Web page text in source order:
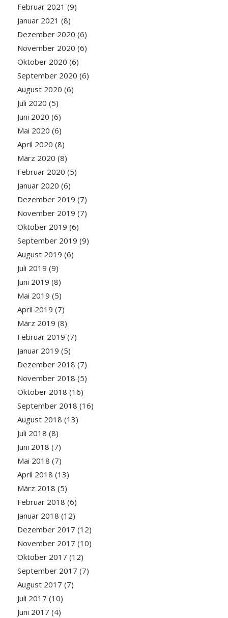
Februar 2021 (9)
Januar 2021 (8)
Dezember 2020 (6)
November 2020 (6)
Oktober 2020 (6)
September 2020 (6)
August 2020 (6)
Juli 2020 (5)
Juni 2020 (6)
Mai 2020 (6)
April 2020 (8)
März 2020 (8)
Februar 2020 (5)
Januar 2020 (6)
Dezember 2019 (7)
November 2019 (7)
Oktober 2019 (6)
September 2019 (9)
August 2019 (6)
Juli 2019 (9)
Juni 2019 (8)
Mai 2019 (5)
April 2019 (7)
März 2019 (8)
Februar 2019 (7)
Januar 2019 (5)
Dezember 2018 (7)
November 2018 (5)
Oktober 2018 (16)
September 2018 (16)
August 2018 (13)
Juli 2018 (8)
Juni 2018 (7)
Mai 2018 (7)
April 2018 (13)
März 2018 (5)
Februar 2018 (6)
Januar 2018 (12)
Dezember 2017 (12)
November 2017 (10)
Oktober 2017 (12)
September 2017 (7)
August 2017 (7)
Juli 2017 (10)
Juni 2017 (4)